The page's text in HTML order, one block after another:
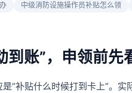
中级消防设施操作员补贴怎么领
到账”，申领前先
“补贴什么时候打到卡上”。实